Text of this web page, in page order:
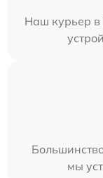
Наш курьер в
мы